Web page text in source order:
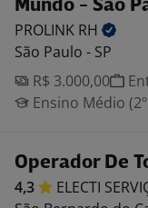
Mundo - São
PROLINK RH
São Paulo - SP
R$ 3.000,00
Ensino Médio
Operador De
4,3 ELECTI